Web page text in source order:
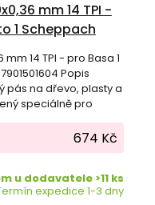
mm 14 TPI -
1 Scheppach
mm 14 TPI - pro Basa 1
Popis
pás na dřevo, plasty a
speciálně pro
Basa 1 a Basato 1.
674 Kč
u dodavatele >11 ks
expedice 1-3 dny